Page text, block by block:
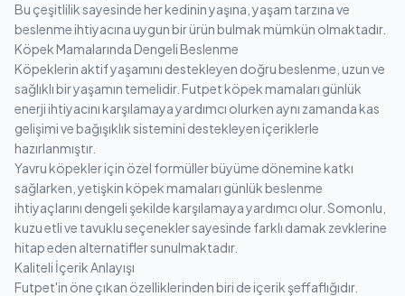
Bu çeşitlilik sayesinde her kedinin yaşına, yaşam tarzına ve
beslenme ihtiyacına uygun bir ürün bulmak mümkün olmaktadır.
Köpek Mamalarında Dengeli Beslenme
Köpeklerin aktif yaşamını destekleyen doğru beslenme, uzun ve
sağlıklı bir yaşamın temelidir. Futpet köpek mamaları günlük
enerji ihtiyacını karşılamaya yardımcı olurken aynı zamanda kas
gelişimi ve bağışıklık sistemini destekleyen içeriklerle
hazırlanmıştır.
Yavru köpekler için özel formüller büyüme dönemine katkı
sağlarken, yetişkin köpek mamaları günlük beslenme
ihtiyaçlarını dengeli şekilde karşılamaya yardımcı olur. Somonlu,
kuzu etli ve tavuklu seçenekler sayesinde farklı damak zevklerine
hitap eden alternatifler sunulmaktadır.
Kaliteli İçerik Anlayışı
Futpet'in öne çıkan özelliklerinden biri de içerik şeffaflığıdır.